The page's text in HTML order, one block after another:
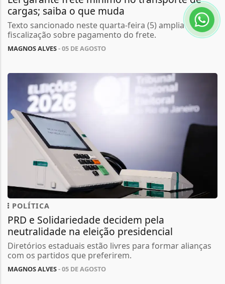
cargas; saiba o que muda
Texto sancionado neste quarta-feira (5) amplia
fiscalização sobre pagamento do frete.
MAGNOS ALVES- 05 DE AGOSTO
POLÍTICA
PRD e Solidariedade decidem pela
neutralidade na eleição presidencial
Diretórios estaduais estão livres para formar alianças
com os partidos que preferirem.
MAGNOS ALVES- 05 DE AGOSTO